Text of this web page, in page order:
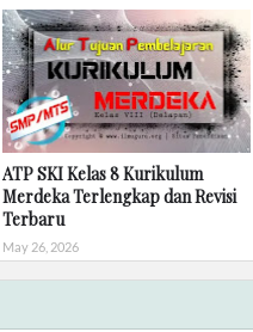
ATP SKI Kelas 8 Kurikulum
Merdeka Terlengkap dan Revisi
Terbaru
May 26, 2026